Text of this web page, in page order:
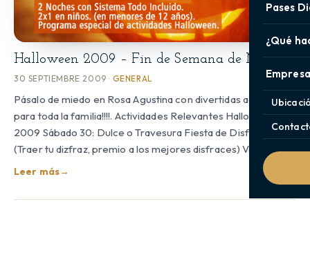
Pases
¿Qué
Halloween 2009 – Fin de Semana de Miedo
30 SEPTIEMBRE 2009 · GENERAL
Pásalo de miedo en Rosa Agustina con divertidas actividades
para toda la familia!!!!. Actividades Relevantes Halloween
2009 Sábado 30: Dulce o Travesura Fiesta de Disfraces
(Traer tu dizfraz, premio a los mejores disfraces) Versus…
Leer más→